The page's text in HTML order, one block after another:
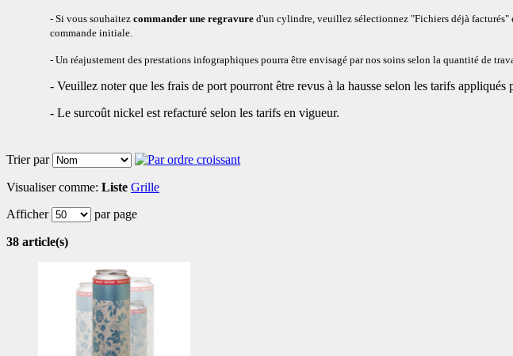
- Si vous souhaitez commander une regravure d'un cylindre, veuillez sélectionnez "Fichiers déjà facturés"
commande initiale.
- Un réajustement des prestations infographiques pourra être envisagé par nos soins selon la quantité de
- Veuillez noter que les frais de port pourront être revus à la hausse selon les tarifs appliqués
- Le surcoût nickel est refacturé selon les tarifs en vigueur.
Trier par
Visualiser comme: Liste Grille
Afficher
par page
38 article(s)